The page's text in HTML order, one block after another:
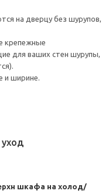
на дверцу без шурупов,
крепежные
для ваших стен шурупы,
и ширине.
шкафа на холод/